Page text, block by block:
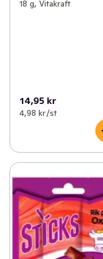
18 g, Vitakraft
14,95 kr
4,98 kr /st